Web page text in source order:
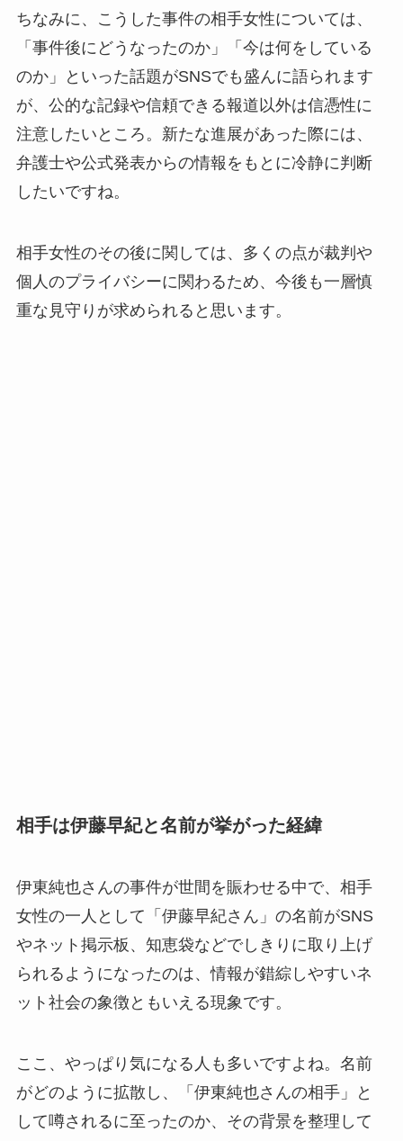
ちなみに、こうした事件の相手女性については、
「事件後にどうなったのか」「今は何をしている
のか」といった話題がSNSでも盛んに語られます
が、公的な記録や信頼できる報道以外は信憑性に
注意したいところ。新たな進展があった際には、
弁護士や公式発表からの情報をもとに冷静に判断
したいですね。
相手女性のその後に関しては、多くの点が裁判や
個人のプライバシーに関わるため、今後も一層慎
重な見守りが求められると思います。
相手は伊藤早紀と名前が挙がった経緯
伊東純也さんの事件が世間を賑わせる中で、相手
女性の一人として「伊藤早紀さん」の名前がSNS
やネット掲示板、知恵袋などでしきりに取り上げ
られるようになったのは、情報が錯綜しやすいネ
ット社会の象徴ともいえる現象です。
ここ、やっぱり気になる人も多いですよね。名前
がどのように拡散し、「伊東純也さんの相手」と
して噂されるに至ったのか、その背景を整理して